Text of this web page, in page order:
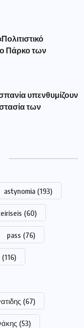
Πάρκο των
υπενθυμίζουν
των
astynomia (193)
(60)
pass (76)
(116)
(67)
(53)